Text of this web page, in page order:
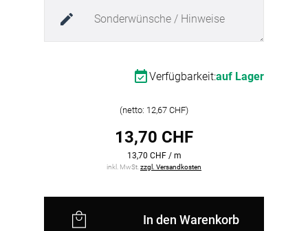
eingebracht werden.
Profilöffnung bzw. an der Innenseite der Nut
und keinen Reklamationsgrund
gerade Montageauf ebenen Flächen, z.
Verfügbarkeit:auf Lager
(netto: 12,67 CHF)
13,70 CHF
13,70 CHF / m
inkl. MwSt.zzgl. Versandkosten
In den Warenkorb